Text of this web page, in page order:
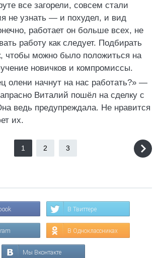
все загорели, совсем стали
не узнать — и похудел, и вид
работает он больше всех, не
работу как следует. Подбирать
чтобы можно было положиться на
новичков и компромиссы.
олени начнут на нас работать?» —
Виталий пошёл на сделку с
ведь предупреждала. Не нравится
их.
1 2 3
В Твиттере
В Одноклассниках
Мы Вконтакте